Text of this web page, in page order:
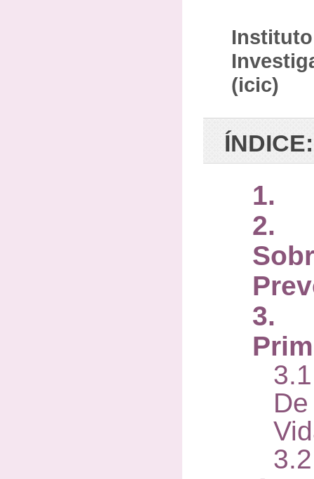
(icic)
ÍNDICE:
1.
2.
3.